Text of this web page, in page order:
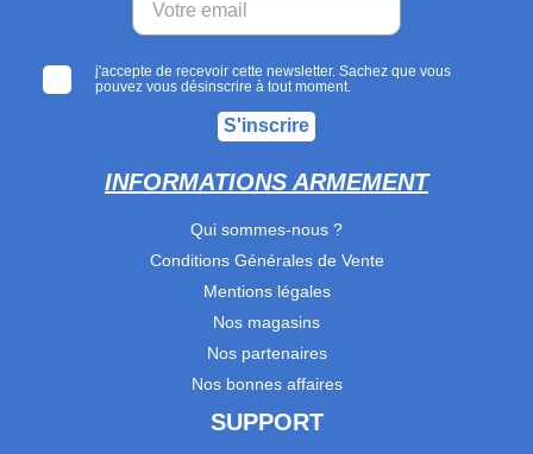
j'accepte de recevoir cette newsletter. Sachez que vous
pouvez vous désinscrire à tout moment.
S'inscrire
INFORMATIONS ARMEMENT
Qui sommes-nous ?
Conditions Générales de Vente
Mentions légales
Nos magasins
Nos partenaires
Nos bonnes affaires
SUPPORT